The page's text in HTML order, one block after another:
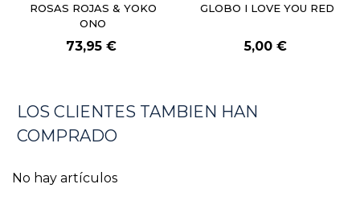
ROSAS ROJAS & YOKO
ONO
73,95 €
GLOBO I LOVE YOU RED
5,00 €
LOS CLIENTES TAMBIEN HAN
COMPRADO
No hay artículos